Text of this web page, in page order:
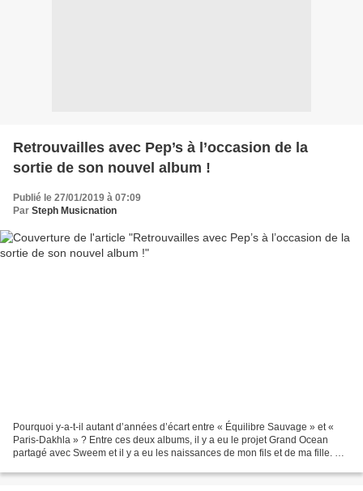
Retrouvailles avec Pep’s à l’occasion de la
sortie de son nouvel album !
Publié le 27/01/2019 à 07:09
Par Steph Musicnation
Pourquoi y-a-t-il autant d’années d’écart entre « Équilibre Sauvage » et «
Paris-Dakhla » ? Entre ces deux albums, il y a eu le projet Grand Ocean
partagé avec Sweem et il y a eu les naissances de mon fils et de ma fille. Au-